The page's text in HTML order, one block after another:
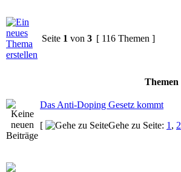
Seite 1 von 3 [ 116 Themen ]
Themen
Das Anti-Doping Gesetz kommt
[
Gehe zu Seite: 1 , 2